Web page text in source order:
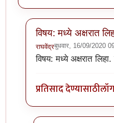
विषय: मध्ये अक्षरात
राघवेंद्रबुधवार, 16/09/2020
In reply toThe
विषय: मध्ये अक्षरात
प्रतिसाद देण्यासाठी